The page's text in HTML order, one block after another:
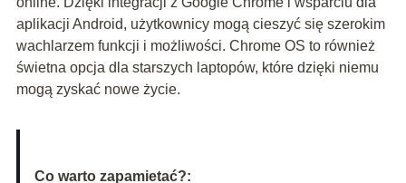
aplikacji Android, użytkownicy mogą cieszyć się szerokim
wachlarzem funkcji i możliwości. Chrome OS to również
świetna opcja dla starszych laptopów, które dzięki niemu
mogą zyskać nowe życie.
Co warto zapamietać?: